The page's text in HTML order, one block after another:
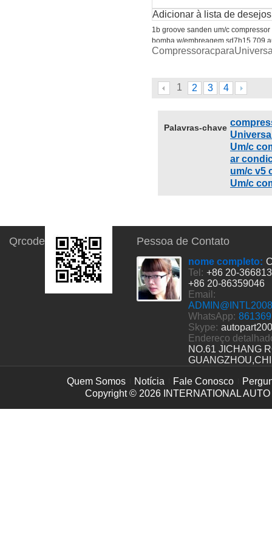
Adicionar à lista de desejos
1b groove sanden um/c compressor
bomba w/embreagem sd7h15 709
universal
1 2 3 4
Palavras-chave
Um/c
ar
um/c v5
Um/c
Qrcode Pessoa de Contato
nome completo:
Tel: +86 20-
+86 20-86359046
Email:
WhatsApp:
Skype:
Endereço
NO.61 JICHANG
Quem Somos Notícia Fale Conosco
Copyright © 2026 INTERNATIONAL